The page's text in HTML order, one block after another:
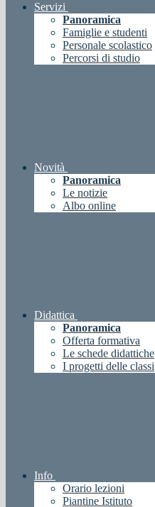
Servizi
Panoramica
Famiglie e studenti
Personale scolastico
Percorsi di studio
Novità
Panoramica
Le notizie
Albo online
Didattica
Panoramica
Offerta formativa
Le schede didattiche
I progetti delle classi
Info
Orario lezioni
Piantine Istituto